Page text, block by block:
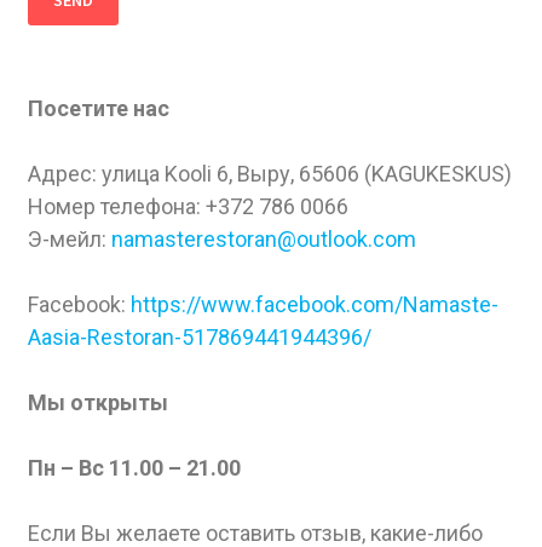
Посетите нас
Адрес: улица Kooli 6, Выру, 65606 (KAGUKESKUS)
Номер телефона: +372 786 0066
Э-мейл: namasterestoran@outlook.com
Facebook: https://www.facebook.com/Namaste-
Aasia-Restoran-517869441944396/
Мы открыты
Пн – Вс 11.00 – 21.00
Если Вы желаете оставить отзыв, какие-либо